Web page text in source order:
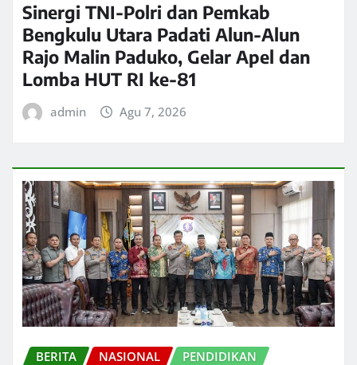
Sinergi TNI-Polri dan Pemkab
Bengkulu Utara Padati Alun-Alun
Rajo Malin Paduko, Gelar Apel dan
Lomba HUT RI ke-81
admin Agu 7, 2026
BERITA NASIONAL PENDIDIKAN